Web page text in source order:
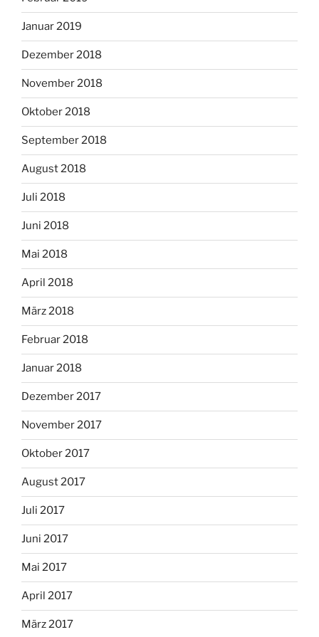
Januar 2019
Dezember 2018
November 2018
Oktober 2018
September 2018
August 2018
Juli 2018
Juni 2018
Mai 2018
April 2018
März 2018
Februar 2018
Januar 2018
Dezember 2017
November 2017
Oktober 2017
August 2017
Juli 2017
Juni 2017
Mai 2017
April 2017
März 2017